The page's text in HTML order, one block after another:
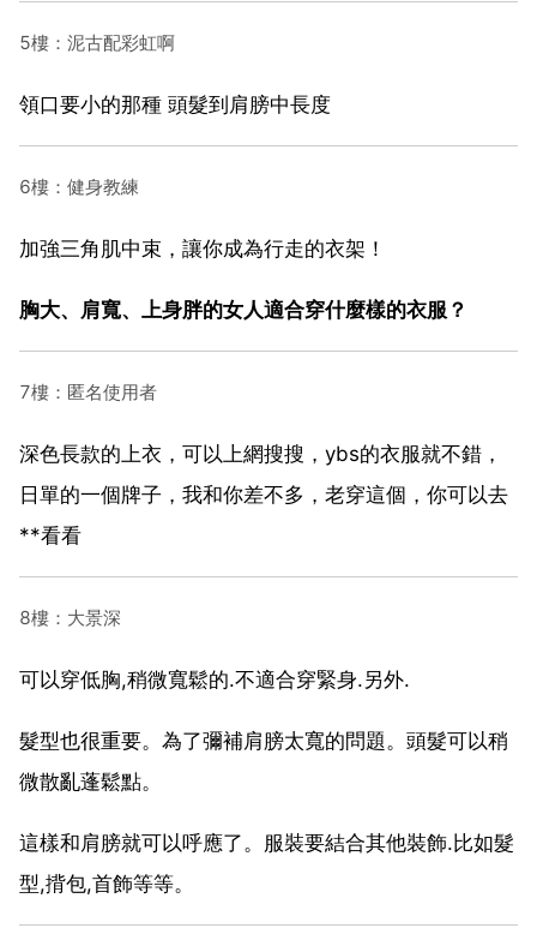
5樓：泥古配彩虹啊
領口要小的那種 頭髮到肩膀中長度
6樓：健身教練
加強三角肌中束，讓你成為行走的衣架！
胸大、肩寬、上身胖的女人適合穿什麼樣的衣服？
7樓：匿名使用者
深色長款的上衣，可以上網搜搜，ybs的衣服就不錯，
日單的一個牌子，我和你差不多，老穿這個，你可以去
**看看
8樓：大景深
可以穿低胸,稍微寬鬆的.不適合穿緊身.另外.
髮型也很重要。為了彌補肩膀太寬的問題。頭髮可以稍
微散亂蓬鬆點。
這樣和肩膀就可以呼應了。服裝要結合其他裝飾.比如髮
型,揹包,首飾等等。